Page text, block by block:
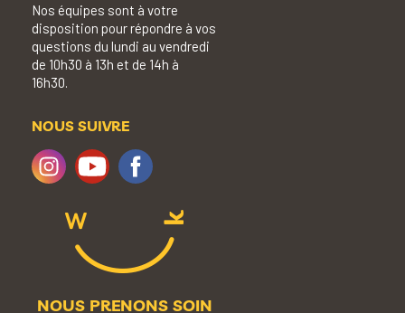
Nos équipes sont à votre
disposition pour répondre à vos
questions du lundi au vendredi
de 10h30 à 13h et de 14h à
16h30.
NOUS SUIVRE
NOUS PRENONS SOIN